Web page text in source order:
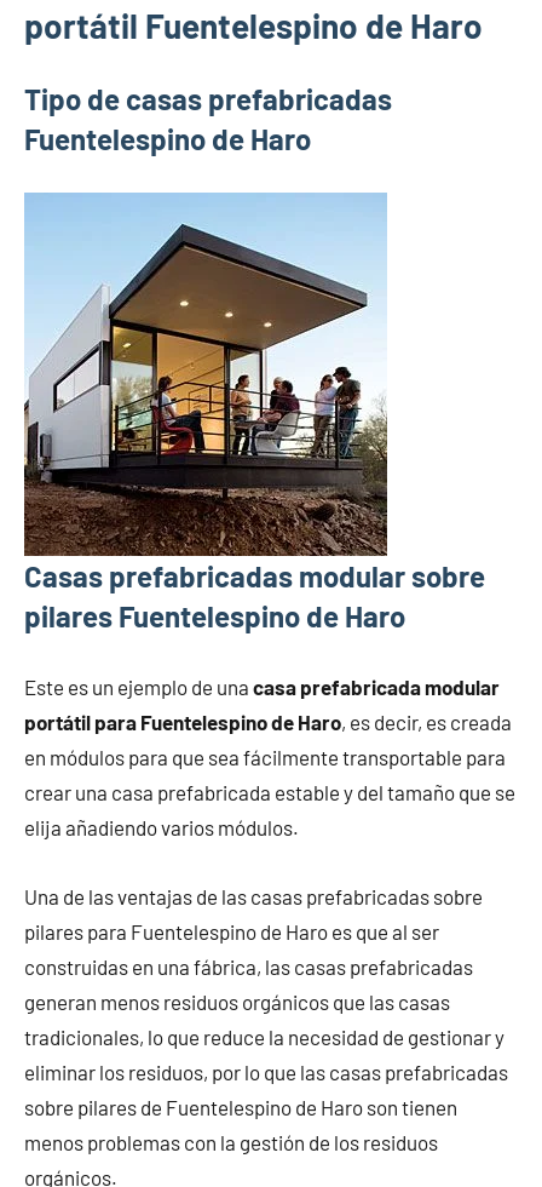
portátil Fuentelespino de Haro
Tipo de casas prefabricadas
Fuentelespino de Haro
Casas prefabricadas modular sobre
pilares Fuentelespino de Haro
Este es un ejemplo de una casa prefabricada modular
portátil para Fuentelespino de Haro, es decir, es creada
en módulos para que sea fácilmente transportable para
crear una casa prefabricada estable y del tamaño que se
elija añadiendo varios módulos.
Una de las ventajas de las casas prefabricadas sobre
pilares para Fuentelespino de Haro es que al ser
construidas en una fábrica, las casas prefabricadas
generan menos residuos orgánicos que las casas
tradicionales, lo que reduce la necesidad de gestionar y
eliminar los residuos, por lo que las casas prefabricadas
sobre pilares de Fuentelespino de Haro son tienen
menos problemas con la gestión de los residuos
orgánicos.